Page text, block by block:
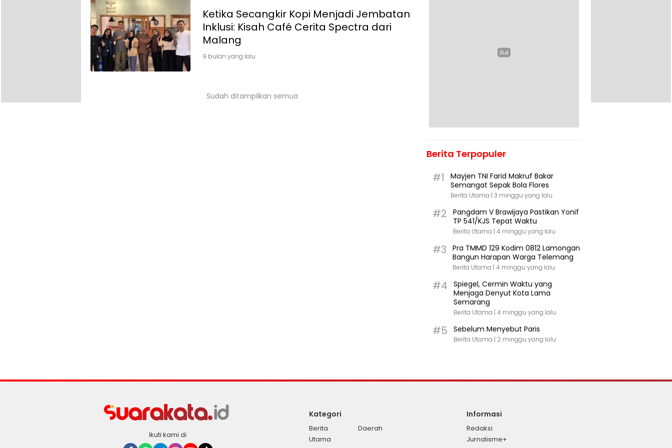
Ketika Secangkir Kopi Menjadi Jembatan
Inklusi: Kisah Café Cerita Spectra dari
Malang
9 bulan yang lalu
Sudah ditampilkan semua
Berita Terpopuler
#1
Mayjen TNI Farid Makruf Bakar
Semangat Sepak Bola Flores
Berita Utama | 3 minggu yang lalu
#2
Pangdam V Brawijaya Pastikan Yonif
TP 541/KJS Tepat Waktu
Berita Utama | 4 minggu yang lalu
#3
Pra TMMD 129 Kodim 0812 Lamongan
Bangun Harapan Warga Telemang
Berita Utama | 4 minggu yang lalu
#4
Spiegel, Cermin Waktu yang
Menjaga Denyut Kota Lama
Semarang
Berita Utama | 4 minggu yang lalu
#5 Sebelum Menyebut Paris
Berita Utama | 2 minggu yang lalu
Ikuti kami di
Kategori
Berita
Utama
Daerah
Informasi
Redaksi
Jurnalisme+